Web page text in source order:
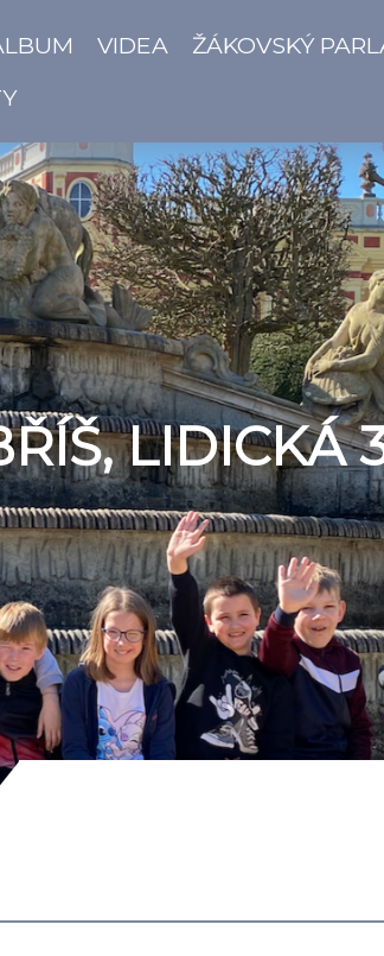
VIDEA
ŽÁKOVSKÝ
LIDICKÁ